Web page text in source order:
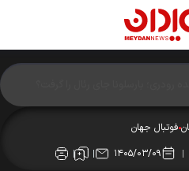
فوتبال جهان
۱۴۰۵/۰۳/۰۹